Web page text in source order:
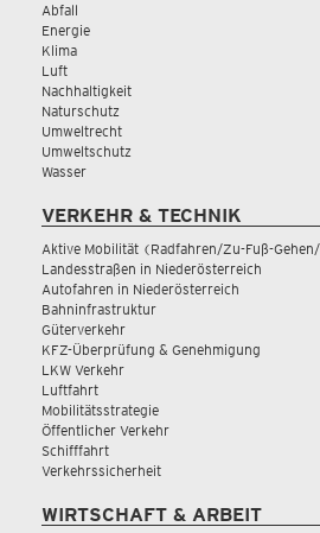
Abfall
Energie
Klima
Luft
Nachhaltigkeit
Naturschutz
Umweltrecht
Umweltschutz
Wasser
VERKEHR & TECHNIK
Aktive Mobilität (Radfahren/Zu-Fuß-
Landesstraßen in Niederösterreich
Autofahren in Niederösterreich
Bahninfrastruktur
Güterverkehr
KFZ-Überprüfung & Genehmigung
LKW Verkehr
Luftfahrt
Mobilitätsstrategie
Öffentlicher Verkehr
Schifffahrt
Verkehrssicherheit
WIRTSCHAFT & ARBEIT